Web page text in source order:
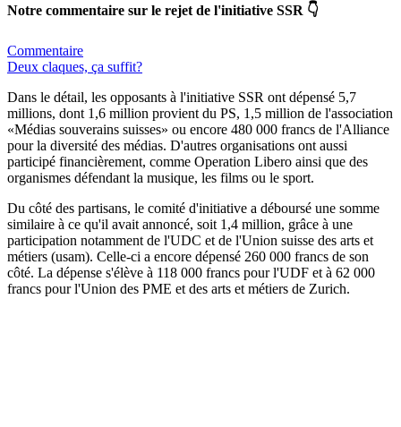
Notre commentaire sur le rejet de l'initiative SSR 👇
Commentaire
Deux claques, ça suffit?
Dans le détail, les opposants à l'initiative SSR ont dépensé 5,7
millions, dont 1,6 million provient du PS, 1,5 million de l'association
«Médias souverains suisses» ou encore 480 000 francs de l'Alliance
pour la diversité des médias. D'autres organisations ont aussi
participé financièrement, comme Operation Libero ainsi que des
organismes défendant la musique, les films ou le sport.
Du côté des partisans, le comité d'initiative a déboursé une somme
similaire à ce qu'il avait annoncé, soit 1,4 million, grâce à une
participation notamment de l'UDC et de l'Union suisse des arts et
métiers (usam). Celle-ci a encore dépensé 260 000 francs de son
côté. La dépense s'élève à 118 000 francs pour l'UDF et à 62 000
francs pour l'Union des PME et des arts et métiers de Zurich.